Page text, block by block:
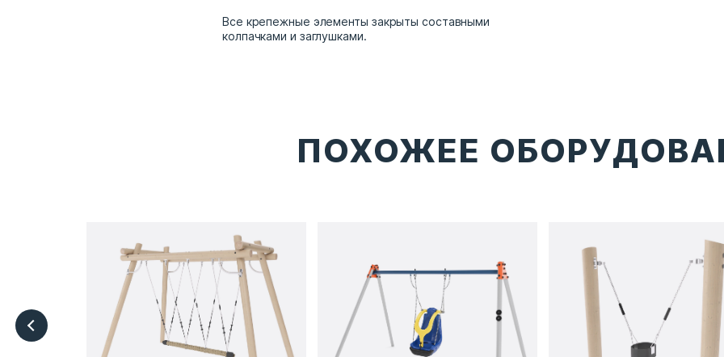
Все крепежные элементы закрыты составными
колпачками и заглушками.
ПОХОЖЕЕ